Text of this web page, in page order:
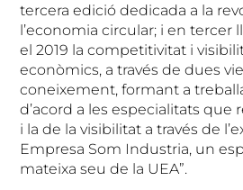
tercera edició dedicada a la
l’economia circular; i en tercer
el 2019 la competitivitat i
econòmics, a través de dues
coneixement, formant a
d’acord a les especialitats que
i la de la visibilitat a través de
Empresa Som Industria, un
mateixa seu de la UEA”.